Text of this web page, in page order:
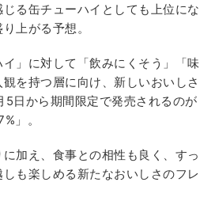
る缶チューハイとしても上位にな
上がる予想。
」に対して「飲みにくそう」「味
を持つ層に向け、新しいおいしさ
日から期間限定で発売されるのが
」。
加え、食事との相性も良く、すっ
も楽しめる新たなおいしさのフレ